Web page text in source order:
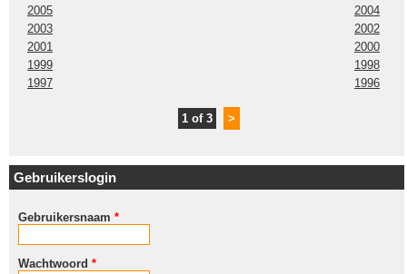
2005
2004
2003
2002
2001
2000
1999
1998
1997
1996
1 of 3 >
Gebruikerslogin
Gebruikersnaam *
Wachtwoord *